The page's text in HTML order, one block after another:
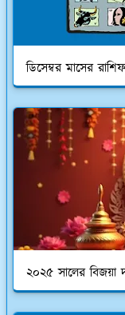
ডিসেম্বর মাসের
২০২৫ সালের